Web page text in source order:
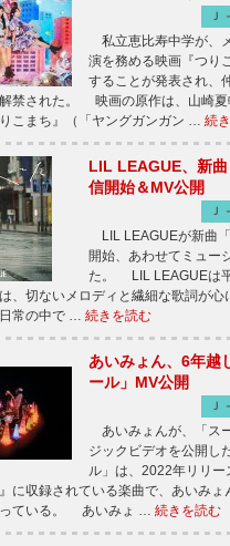
Ｊ
私立恵比寿中学が、
演を務める映画『つり
することが発表され、
禁された。 映画の原作は、山崎夏
こまち』（「ヤングガンガン … 続
LIL LEAGUE、新
信開始＆MV公開
Ｊ
LIL LEAGUEが新曲
開始、あわせてミュー
た。 LIL LEAGUEは
、切ないメロディと繊細な歌詞が心
常の中で … 続きを読む
あいみょん、6年越
ール」MV公開
Ｊ
あいみょんが、「ス
ジックビデオを公開
ル」は、2022年リリ
に収録されている楽曲で、あいみょ
っている。 あいみょ … 続きを読む